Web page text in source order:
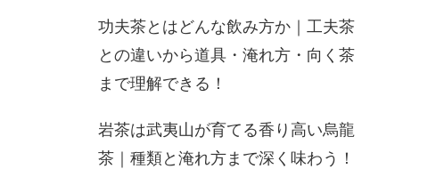
功夫茶とはどんな飲み方か｜工夫茶
との違いから道具・淹れ方・向く茶
まで理解できる！
岩茶は武夷山が育てる香り高い烏龍
茶｜種類と淹れ方まで深く味わう！